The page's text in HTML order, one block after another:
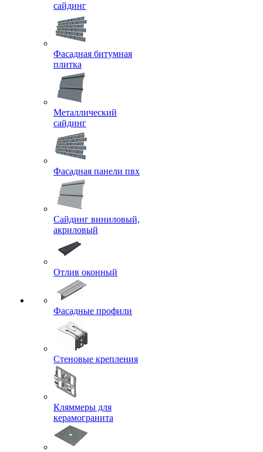
сайдинг
Фасадная битумная
плитка
Металлический
сайдинг
Фасадная панели пвх
Сайдинг виниловый,
акриловый
Отлив оконный
Фасадные профили
Стеновые крепления
Кляммеры для
керамогранита